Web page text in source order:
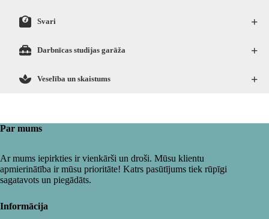
+
Svari
+
Darbnīcas studijas garāža
+
Veselība un skaistums
Par mums
Ar mums iepirkties ir vienkārši un droši. Mūsu klientu
apmierinātība ir mūsu prioritāte! Katrs pasūtījums tiek rūpīgi
sagatavots un piegādāts.
Informācija